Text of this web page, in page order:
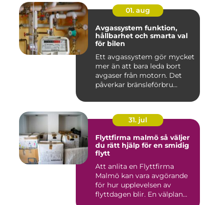
01. aug
Avgassystem funktion,
hållbarhet och smarta val
för bilen
Ett avgassystem gör mycket
mer än att bara leda bort
avgaser från motorn. Det
påverkar bränsleförbru...
31. jul
Flyttfirma malmö så väljer
du rätt hjälp för en smidig
flytt
Att anlita en Flyttfirma
Malmö kan vara avgörande
för hur upplevelsen av
flyttdagen blir. En välplan...